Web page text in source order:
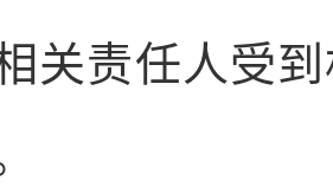
关责任人受